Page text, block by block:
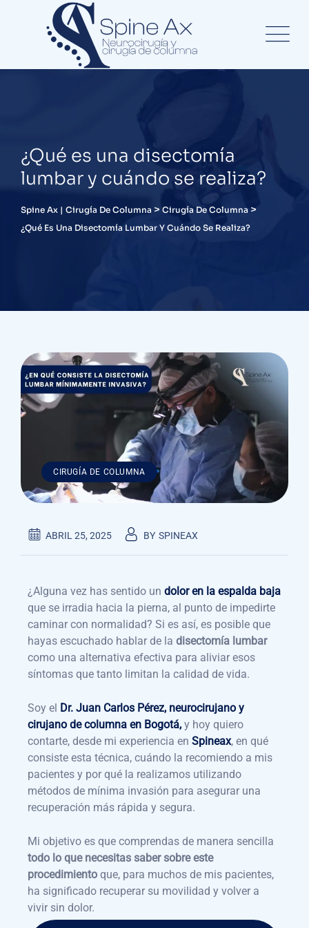
¿Qué es una disectomía
lumbar y cuándo se realiza?
Spine Ax | Cirugía De Columna > Cirugía De Columna >
¿Qué Es Una Disectomía Lumbar Y Cuándo Se Realiza?
CIRUGÍA DE COLUMNA
ABRIL 25, 2025 BY SPINEAX
¿Alguna vez has sentido un dolor en la espalda baja
que se irradia hacia la pierna, al punto de impedirte
caminar con normalidad? Si es así, es posible que
hayas escuchado hablar de la disectomía lumbar
como una alternativa efectiva para aliviar esos
síntomas que tanto limitan la calidad de vida.
Soy el Dr. Juan Carlos Pérez, neurocirujano y
cirujano de columna en Bogotá, y hoy quiero
contarte, desde mi experiencia en Spineax, en qué
consiste esta técnica, cuándo la recomiendo a mis
pacientes y por qué la realizamos utilizando
métodos de mínima invasión para asegurar una
recuperación más rápida y segura.
Mi objetivo es que comprendas de manera sencilla
todo lo que necesitas saber sobre este
procedimiento que, para muchos de mis pacientes,
ha significado recuperar su movilidad y volver a
vivir sin dolor.